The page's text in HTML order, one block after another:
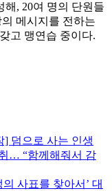
해, 20여 명의 단원들
메시지를 전하는
고 맹연습 중이다.
] 덤으로 사는 인생
… “함께해줘서 감
의 사표를 찾아서’ 대